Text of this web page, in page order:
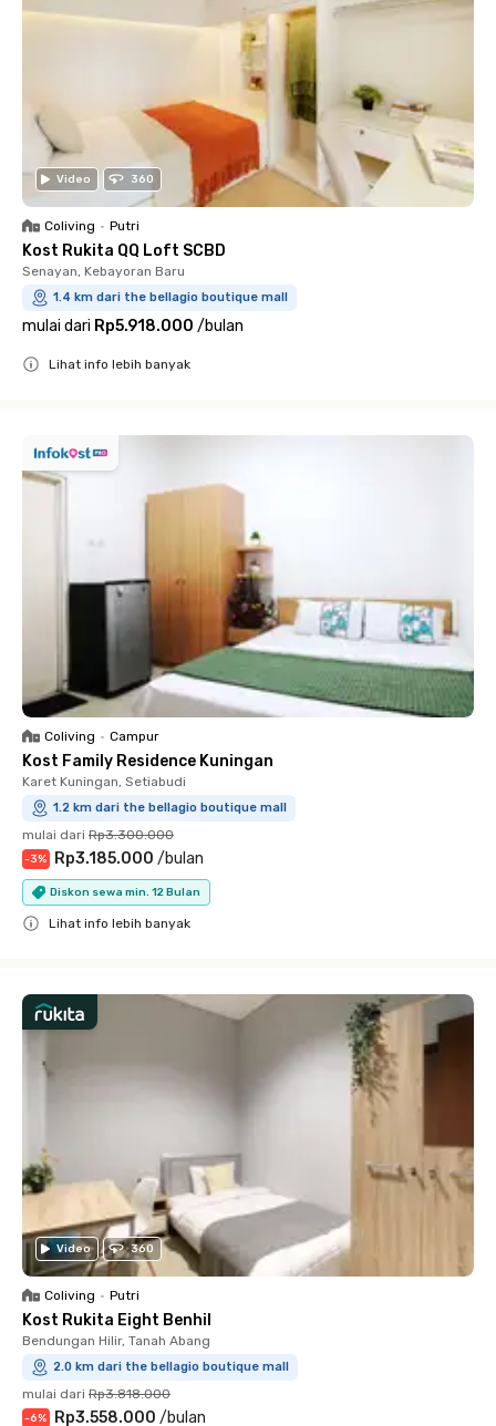
Video 360
Coliving • Putri
Kost Rukita QQ Loft SCBD
Senayan, Kebayoran Baru
1.4 km dari the bellagio boutique mall
mulai dari Rp5.918.000 /bulan
Lihat info lebih banyak
Coliving • Campur
Kost Family Residence Kuningan
Karet Kuningan, Setiabudi
1.2 km dari the bellagio boutique mall
mulai dari Rp3.300.000
-3% Rp3.185.000 /bulan
Diskon sewa min. 12 Bulan
Lihat info lebih banyak
Video 360
Coliving • Putri
Kost Rukita Eight Benhil
Bendungan Hilir, Tanah Abang
2.0 km dari the bellagio boutique mall
mulai dari Rp3.818.000
-6% Rp3.558.000 /bulan